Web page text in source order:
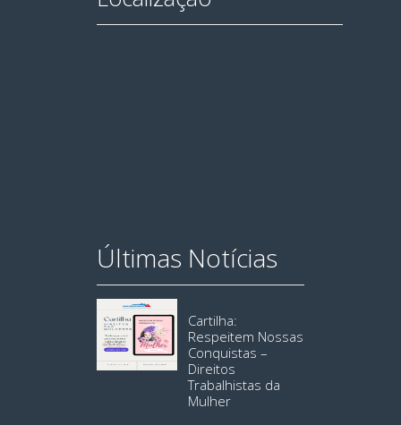
Últimas Notícias
Cartilha:
Respeitem Nossas
Conquistas –
Direitos
Trabalhistas da
Mulher